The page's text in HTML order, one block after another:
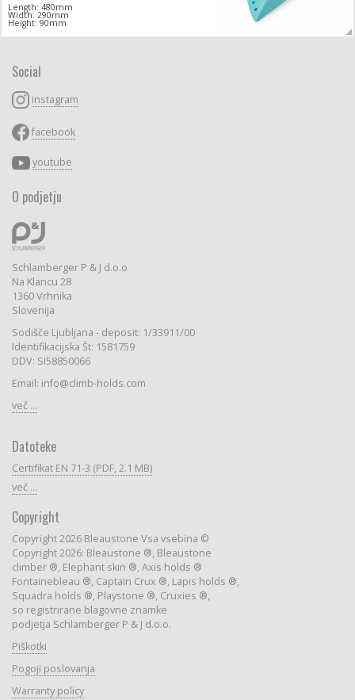
Length: 480mm
Width: 290mm
Height: 90mm
Social
instagram
facebook
youtube
O podjetju
Schlamberger P & J d.o.o
Na Klancu 28
1360 Vrhnika
Slovenija
Sodišče Ljubljana - deposit: 1/33911/00
Identifikacijska Št: 1581759
DDV: SI58850066
Email: info@climb-holds.com
več ...
Datoteke
Certifikat EN 71-3 (PDF, 2.1 MB)
več ...
Copyright
Copyright 2026 Bleaustone Vsa vsebina ©
Copyright 2026: Bleaustone ®, Bleaustone
climber ®, Elephant skin ®, Axis holds ®
Fontainebleau ®, Captain Crux ®, Lapis holds ®,
Squadra holds ®, Playstone ®, Cruxies ®,
so registrirane blagovne znamke
podjetja Schlamberger P & J d.o.o.
Piškotki
Pogoji poslovanja
Warranty policy